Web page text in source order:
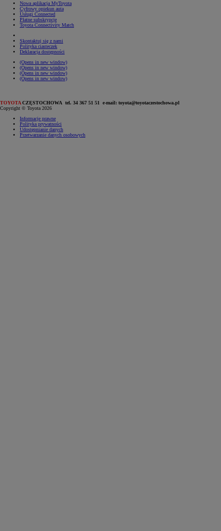
Nowa aplikacja MyToyota
Cyfrowy opiekun auta
Usługi Connected
Płatne subskrypcje
Toyota Connectivity Match
Skontaktuj się z nami
Polityka ciasteczek
Deklaracja dostępności
(Opens in new window)
(Opens in new window)
(Opens in new window)
(Opens in new window)
TOYOTACZĘSTOCHOWA tel. 34 367 51 51 e-mail: toyota@toyotaczestochowa.pl
Copyright © Toyota 2026
Informacje prawne
Polityka prywatności
Udostępnianie danych
Przetwarzanie danych osobowych